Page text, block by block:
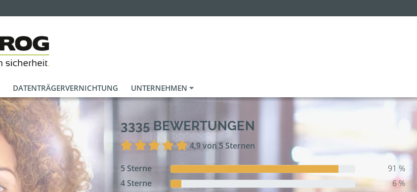
DATENTRÄGERVERNICHTUNG UNTERNEHMEN
3335 BEWERTUNGEN
4,9 von 5 Sternen
5 Sterne
91 %
4 Sterne
6 %